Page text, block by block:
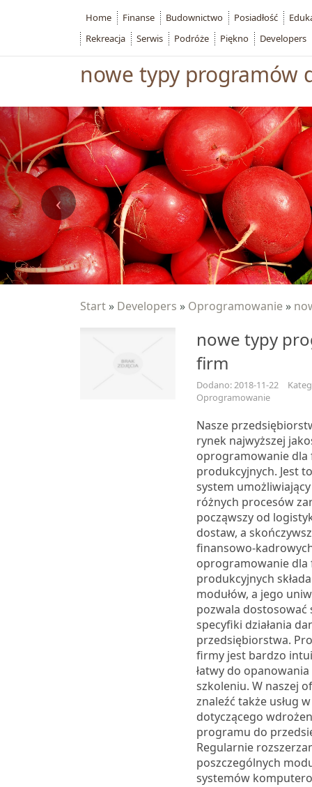
nowe typy programów
Start » Developers » Oprogramowanie »
nowe typy
firm
Dodano: 2018-11-22
Oprogramowanie
Nasze
rynek najwyższej
oprogramowanie dla
produkcyjnych. Jest
system
różnych procesów
począwszy od
dostaw, a
finansowo-
oprogramowanie dla
produkcyjnych
modułów, a jego
pozwala dostosować
specyfiki działania
przedsiębiorstwa.
firmy jest bardzo
łatwy do
szkoleniu. W naszej
znaleźć także usług
dotyczącego
programu do
Regularnie
poszczególnych
systemów
Home Finanse Budownictwo Posiadłość
Rekreacja
Serwis Podróże Piękno Developers